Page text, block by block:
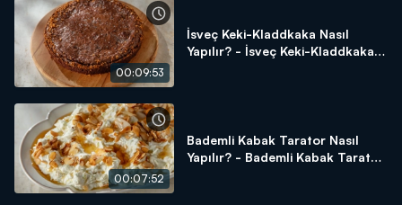
00:09:53
İsveç Keki-Kladdkaka Nasıl
Yapılır? - İsveç Keki-Kladdkaka
00:07:52
Bademli Kabak Tarator Nasıl
Yapılır? - Bademli Kabak Tarator